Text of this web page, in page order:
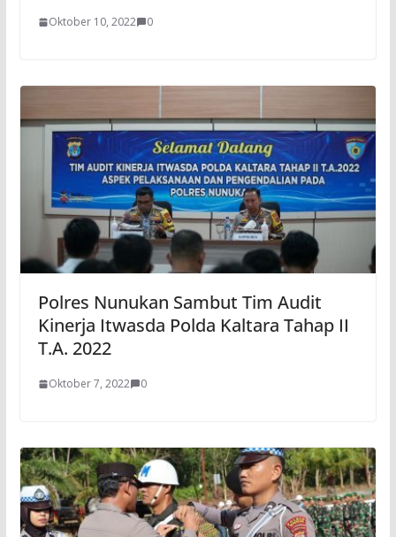
Oktober 10, 2022 0
Polres Nunukan Sambut Tim Audit
Kinerja Itwasda Polda Kaltara Tahap II
T.A. 2022
Oktober 7, 2022 0